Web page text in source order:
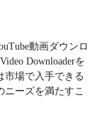
動画ダウンロ
Downloaderを
市場で入手できる
ーズを満たすこ